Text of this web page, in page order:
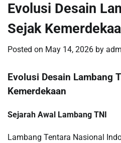
Evolusi Desain
Sejak
Posted on May 14, 2026 by
Evolusi Desain Lambang
Kemerdekaan
Sejarah Awal Lambang TNI
Lambang Tentara Nasional